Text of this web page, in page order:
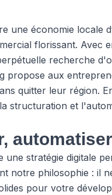
une économie locale
florissant. Avec
recherche
propose aux
quitter leur région.
structuration et
stratégie digitale
notre philosophie : il
pour votre